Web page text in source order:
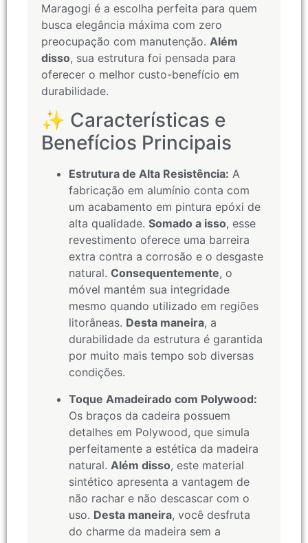
Maragogi é a escolha perfeita para quem
busca elegância máxima com zero
preocupação com manutenção. Além
disso, sua estrutura foi pensada para
oferecer o melhor custo-benefício em
durabilidade.
✨ Características e
Benefícios Principais
Estrutura de Alta Resistência: A
fabricação em alumínio conta com
um acabamento em pintura epóxi de
alta qualidade. Somado a isso, esse
revestimento oferece uma barreira
extra contra a corrosão e o desgaste
natural. Consequentemente, o
móvel mantém sua integridade
mesmo quando utilizado em regiões
litorâneas. Desta maneira, a
durabilidade da estrutura é garantida
por muito mais tempo sob diversas
condições.
Toque Amadeirado com Polywood:
Os braços da cadeira possuem
detalhes em Polywood, que simula
perfeitamente a estética da madeira
natural. Além disso, este material
sintético apresenta a vantagem de
não rachar e não descascar com o
uso. Desta maneira, você desfruta
do charme da madeira sem a